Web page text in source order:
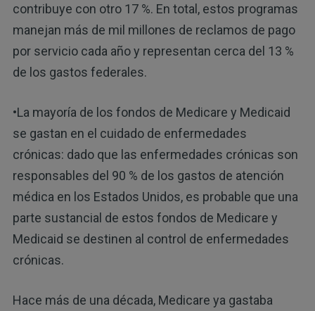
contribuye con otro 17 %. En total, estos programas
manejan más de mil millones de reclamos de pago
por servicio cada año y representan cerca del 13 %
de los gastos federales.
•La mayoría de los fondos de Medicare y Medicaid
se gastan en el cuidado de enfermedades
crónicas: dado que las enfermedades crónicas son
responsables del 90 % de los gastos de atención
médica en los Estados Unidos, es probable que una
parte sustancial de estos fondos de Medicare y
Medicaid se destinen al control de enfermedades
crónicas.
Hace más de una década, Medicare ya gastaba